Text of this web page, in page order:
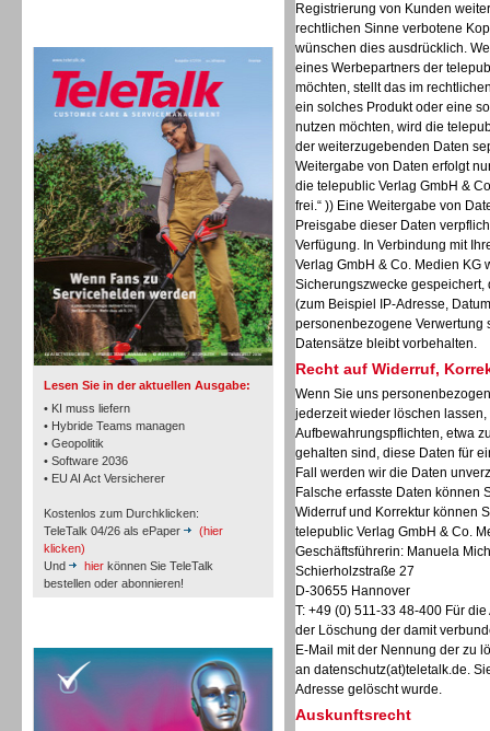
Lesen Sie in der aktuellen Ausgabe:
• KI muss liefern
• Hybride Teams managen
• Geopolitik
• Software 2036
• EU AI Act Versicherer
Kostenlos zum Durchklicken:
TeleTalk 04/26 als ePaper
(hier
klicken)
Und
hier können Sie TeleTalk
bestellen oder abonnieren!
TK- und ACD-Systeme
Workforce-Management
Registrierung von Kunden
rechtlichen Sinne verbotene
wünschen dies ausdrücklich.
eines Werbepartners der
möchten, stellt das im
ein solches Produkt oder eine
nutzen möchten, wird die
der weiterzugebenden Daten
Weitergabe von Daten erfolgt
die telepublic Verlag GmbH &
frei.“ )) Eine Weitergabe von
Preisgabe dieser Daten
Verfügung. In Verbindung mit
Verlag GmbH & Co. Medien KG
Sicherungszwecke
(zum Beispiel IP-Adresse,
personenbezogene Verwertung
Datensätze bleibt vorbehalten.
Recht auf Widerruf,
Wenn Sie uns
jederzeit wieder löschen
Aufbewahrungspflichten, etwa
gehalten sind, diese Daten für
Fall werden wir die Daten
Falsche erfasste Daten können
Widerruf und Korrektur können
telepublic Verlag GmbH & Co.
Geschäftsführerin: Manuela
Schierholzstraße 27
D-30655 Hannover
T: +49 (0) 511-33 48-400 Für
der Löschung der damit
E-Mail mit der Nennung der zu
an datenschutz(at)teletalk.de.
Adresse gelöscht wurde.
Auskunftsrecht